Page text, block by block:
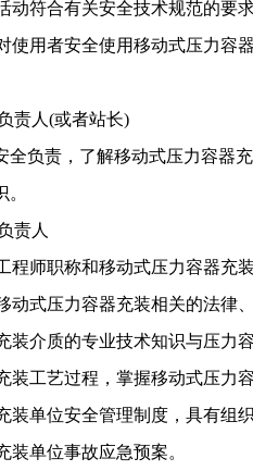
动符合有关安全技术规范的要
使用者安全使用移动式压力容
责人 (或者站长)
全负责，了解移动式压力容器
责人
程师职称和移动式压力容器充
动式压力容器充装相关的法律
装介质的专业技术知识与压力
装工艺过程，掌握移动式压力
装单位安全管理制度，具有组
装单位事故应急预案。